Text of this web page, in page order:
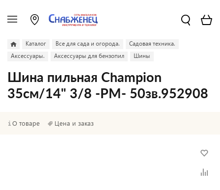
Каталог Все для сада и огорода.
Садовая техника.
Аксессуары.
Аксессуары для бензопил Шины
Шина пильная Champion
35см/14" 3/8 -РМ- 50зв.952908
О товаре Цена и заказ